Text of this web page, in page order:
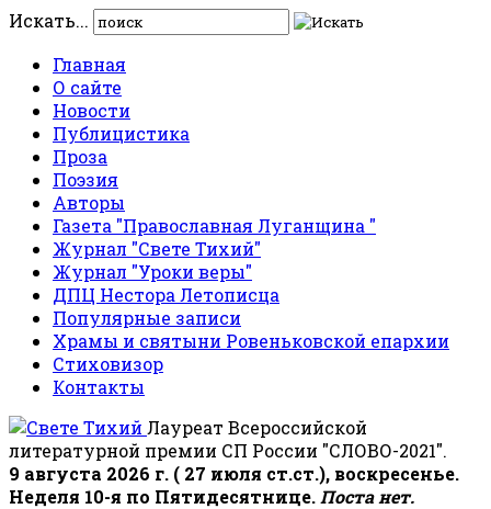
Искать...
Главная
О сайте
Новости
Публицистика
Проза
Поэзия
Авторы
Газета "Православная Луганщина "
Журнал "Свете Тихий"
Журнал "Уроки веры"
ДПЦ Нестора Летописца
Популярные записи
Храмы и святыни Ровеньковской епархии
Стиховизор
Контакты
Лауреат Всероссийской
литературной премии СП России "СЛОВО-2021".
9 августа 2026 г. ( 27 июля ст.ст.), воскресенье.
Неделя 10-я по Пятидесятнице. Поста нет.